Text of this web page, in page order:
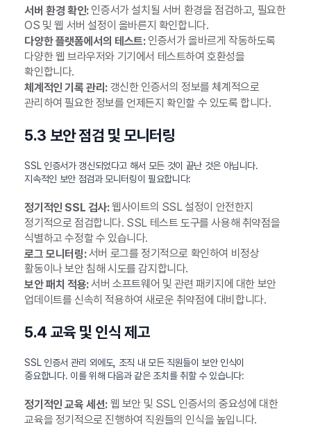
서버 환경 확인:인증서가 설치될 서버 환경을 점검하고, 필요한
OS 및 웹 서버 설정이 올바른지 확인합니다.
다양한 플랫폼에서의 테스트:인증서가 올바르게 작동하도록
다양한 웹 브라우저와 기기에서 테스트하여 호환성을
확인합니다.
체계적인 기록 관리:갱신한 인증서의 정보를 체계적으로
관리하여 필요한 정보를 언제든지 확인할 수 있도록 합니다.
5.3 보안 점검 및 모니터링
SSL 인증서가 갱신되었다고 해서 모든 것이 끝난 것은 아닙니다.
지속적인 보안 점검과 모니터링이 필요합니다:
정기적인 SSL 검사:웹사이트의 SSL 설정이 안전한지
정기적으로 점검합니다. SSL 테스트 도구를 사용해 취약점을
식별하고 수정할 수 있습니다.
로그 모니터링:서버 로그를 정기적으로 확인하여 비정상
활동이나 보안 침해 시도를 감지합니다.
보안 패치 적용:서버 소프트웨어 및 관련 패키지에 대한 보안
업데이트를 신속히 적용하여 새로운 취약점에 대비합니다.
5.4 교육 및 인식 제고
SSL 인증서 관리 외에도, 조직 내 모든 직원들이 보안 인식이
중요합니다. 이를 위해 다음과 같은 조치를 취할 수 있습니다:
정기적인 교육 세션:웹 보안 및 SSL 인증서의 중요성에 대한
교육을 정기적으로 진행하여 직원들의 인식을 높입니다.